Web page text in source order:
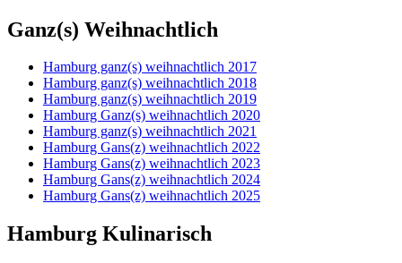
Ganz(s) Weihnachtlich
Hamburg ganz(s) weihnachtlich 2017
Hamburg ganz(s) weihnachtlich 2018
Hamburg ganz(s) weihnachtlich 2019
Hamburg Ganz(s) weihnachtlich 2020
Hamburg ganz(s) weihnachtlich 2021
Hamburg Gans(z) weihnachtlich 2022
Hamburg Gans(z) weihnachtlich 2023
Hamburg Gans(z) weihnachtlich 2024
Hamburg Gans(z) weihnachtlich 2025
Hamburg Kulinarisch